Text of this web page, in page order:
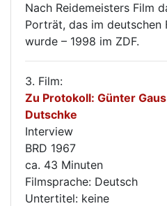
Nach Reidemeisters Film
Porträt, das im deutschen
wurde – 1998 im ZDF.
3. Film:
Zu Protokoll: Günter
Dutschke
Interview
BRD 1967
ca. 43 Minuten
Filmsprache: Deutsch
Untertitel: keine